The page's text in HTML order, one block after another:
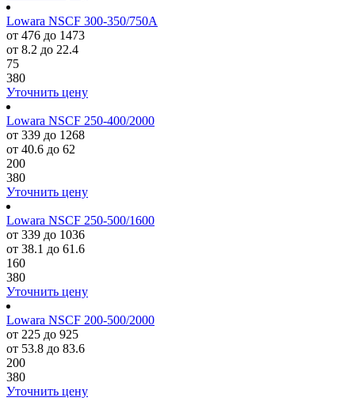
Lowara NSCF 300-350/750A
от 476 до 1473
от 8.2 до 22.4
75
380
Уточнить цену
Lowara NSCF 250-400/2000
от 339 до 1268
от 40.6 до 62
200
380
Уточнить цену
Lowara NSCF 250-500/1600
от 339 до 1036
от 38.1 до 61.6
160
380
Уточнить цену
Lowara NSCF 200-500/2000
от 225 до 925
от 53.8 до 83.6
200
380
Уточнить цену